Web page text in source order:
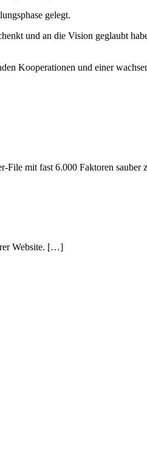
gelegt.
und an die Vision geglaubt
Kooperationen und einer
File mit fast 6.000 Faktoren
Website. […]